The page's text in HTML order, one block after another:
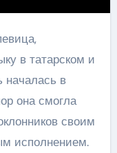
в татарском и
началась в
она смогла
своим
исполнением.